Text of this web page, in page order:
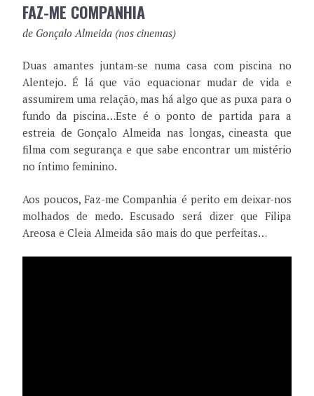
FAZ-ME COMPANHIA
de Gonçalo Almeida (nos cinemas)
Duas amantes juntam-se numa casa com piscina no
Alentejo. É lá que vão equacionar mudar de vida e
assumirem uma relação, mas há algo que as puxa para o
fundo da piscina…Este é o ponto de partida para a
estreia de Gonçalo Almeida nas longas, cineasta que
filma com segurança e que sabe encontrar um mistério
no íntimo feminino.
Aos poucos, Faz-me Companhia é perito em deixar-nos
molhados de medo. Escusado será dizer que Filipa
Areosa e Cleia Almeida são mais do que perfeitas…